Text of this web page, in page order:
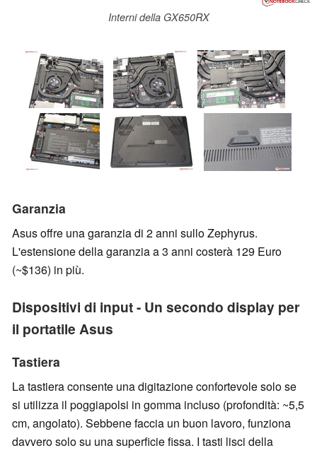
Interni della GX650RX
Garanzia
Asus offre una garanzia di 2 anni sullo Zephyrus.
L'estensione della garanzia a 3 anni costerà 129 Euro
(~$136) in più.
Dispositivi di input - Un secondo display per
il portatile Asus
Tastiera
La tastiera consente una digitazione confortevole solo se
si utilizza il poggiapolsi in gomma incluso (profondità: ~5,5
cm, angolato). Sebbene faccia un buon lavoro, funziona
davvero solo su una superficie fissa. I tasti lisci della